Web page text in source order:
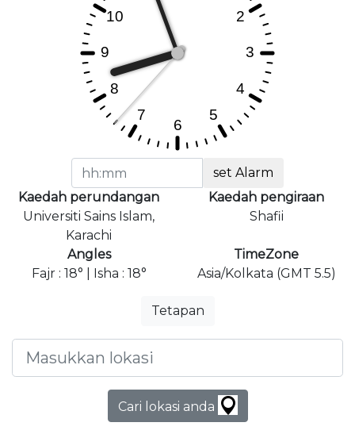
set Alarm
Kaedah perundangan
Universiti Sains Islam,
Karachi
Kaedah pengiraan
Shafii
Angles
Fajr : 18° | Isha : 18°
TimeZone
Asia/Kolkata (GMT 5.5)
Tetapan
Cari lokasi anda